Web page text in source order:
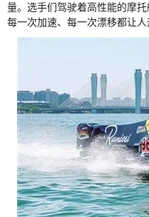
量。选手们驾驶着高性能的摩
每一次加速、每一次漂移都让人